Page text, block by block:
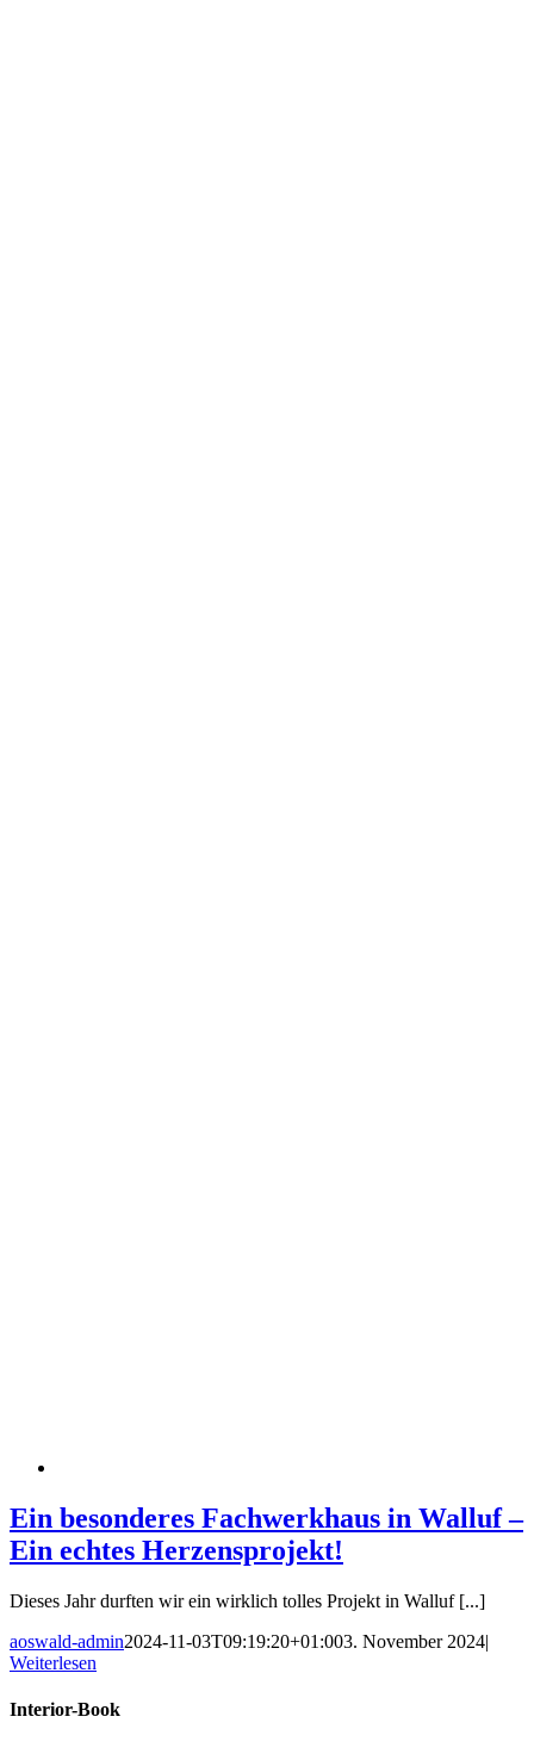
Ein besonderes Fachwerkhaus in Walluf –
Ein echtes Herzensprojekt!
Dieses Jahr durften wir ein wirklich tolles Projekt in Walluf [...]
aoswald-admin2024-11-03T09:19:20+01:003. November 2024|
Weiterlesen
Interior-Book